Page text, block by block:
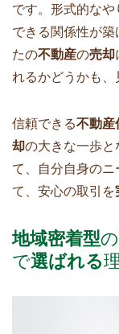
です。形式的な
できる関係性が築
たの不動産の売却
れるかどうかも、
信頼できる不動産
却の大きな一歩と
て、自分自身の
て、安心の取引を
地域密着型の
で選ばれる